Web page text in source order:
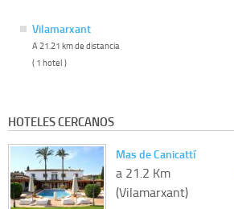
Vilamarxant
A 21.21 km de distancia
( 1 hotel )
HOTELES CERCANOS
Mas de Canicattí
a 21.2 Km
(Vilamarxant)